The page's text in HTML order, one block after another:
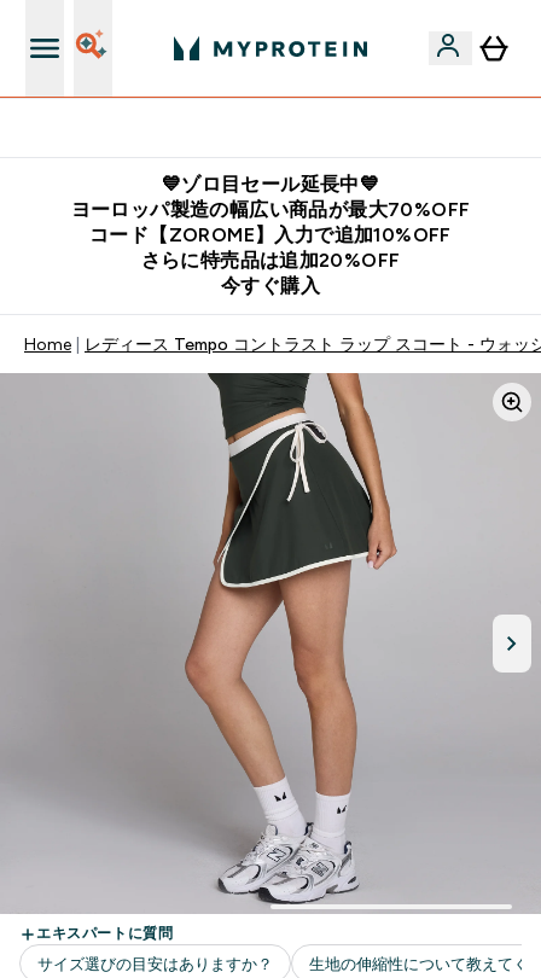
💙ゾロ目セール延長中💙
ヨーロッパ製造の幅広い商品が最大70%OFF
コード【ZOROME】入力で追加10%OFF
さらに特売品は追加20%OFF
今すぐ購入
Home レディース Tempo コントラスト ラップ スコート - ウォッ